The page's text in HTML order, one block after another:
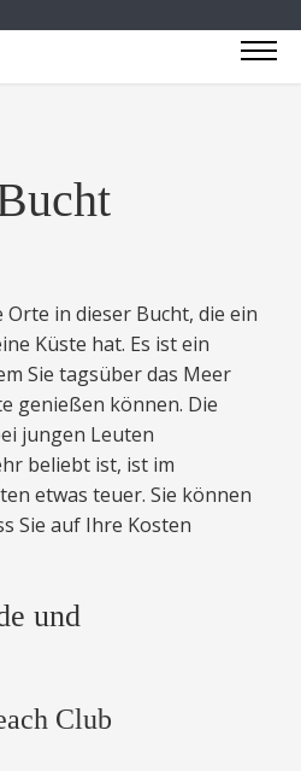
in dieser Bucht, die ein
Küste hat. Es ist ein
Sie tagsüber das Meer
genießen können. Die
jungen Leuten
beliebt ist, ist im
etwas teuer. Sie können
Sie auf Ihre Kosten
und
Club